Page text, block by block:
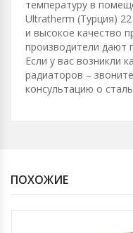
температуру в
Ultratherm (Турция)
и высокое качество
производители дают
Если у вас возникли
радиаторов –
консультацию о
ПОХОЖИЕ